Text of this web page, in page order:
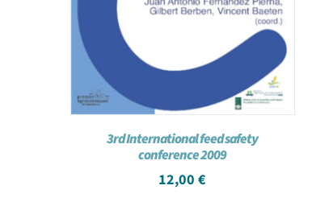
3rd International feed safety
conference 2009
12,00€